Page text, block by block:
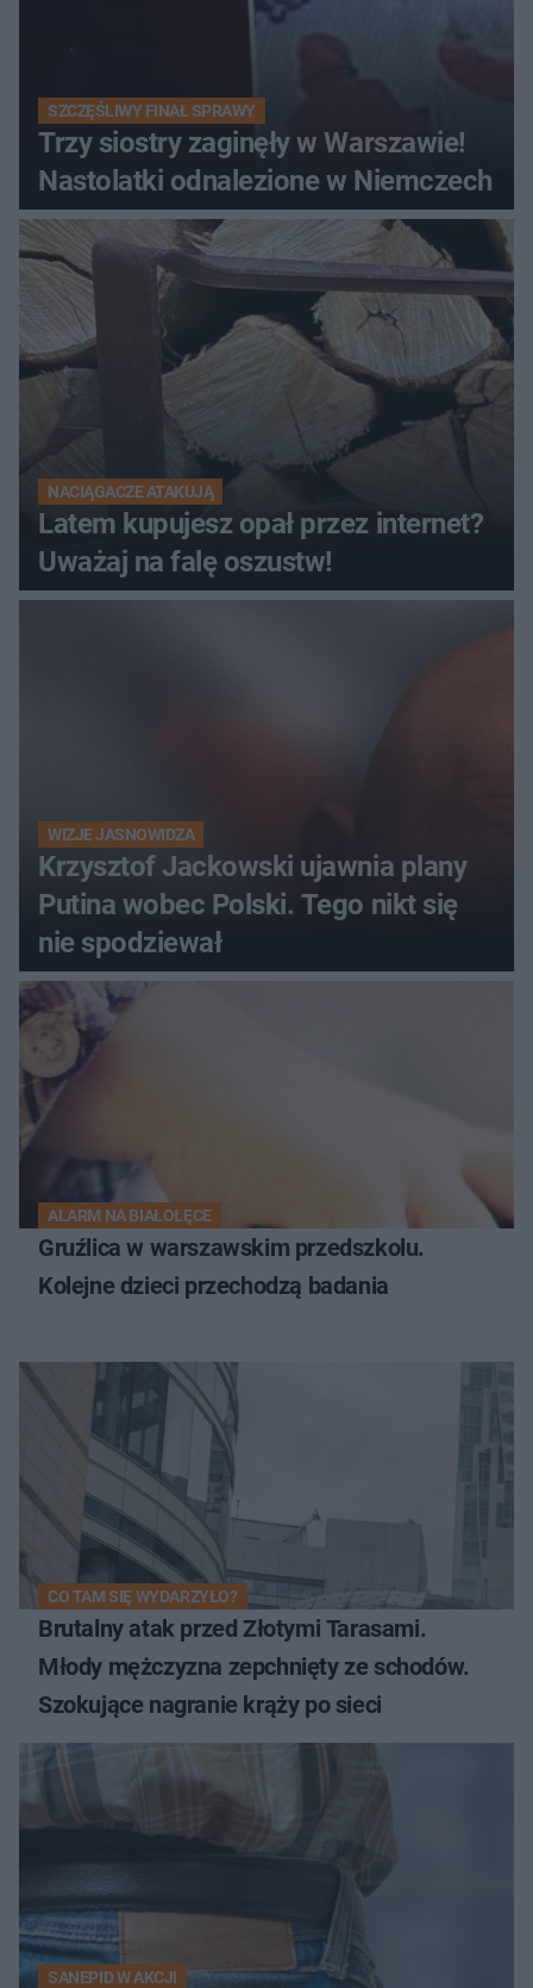
SZCZĘŚLIWY FINAŁ SPRAWY
Trzy siostry zaginęły w Warszawie!
Nastolatki odnalezione w Niemczech
NACIĄGACZE ATAKUJĄ
Latem kupujesz opał przez internet?
Uważaj na falę oszustw!
WIZJE JASNOWIDZA
Krzysztof Jackowski ujawnia plany
Putina wobec Polski. Tego nikt się
nie spodziewał
ALARM NA BIAŁOŁĘCE
Gruźlica w warszawskim przedszkolu.
Kolejne dzieci przechodzą badania
CO TAM SIĘ WYDARZYŁO?
Brutalny atak przed Złotymi Tarasami.
Młody mężczyzna zepchnięty ze schodów.
Szokujące nagranie krąży po sieci
SANEPID W AKCJI